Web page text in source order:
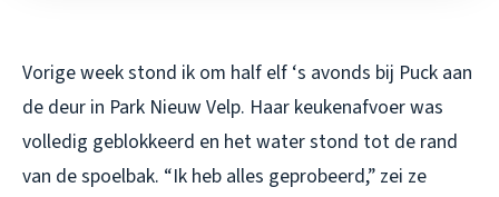
Vorige week stond ik om half elf ‘s avonds bij Puck aan
de deur in Park Nieuw Velp. Haar keukenafvoer was
volledig geblokkeerd en het water stond tot de rand
van de spoelbak. “Ik heb alles geprobeerd,” zei ze